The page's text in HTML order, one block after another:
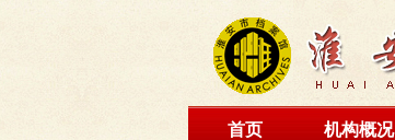
首页 机构概况